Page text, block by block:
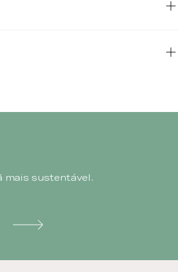
mais sustentável.